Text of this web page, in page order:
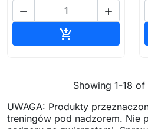
 

Showing 1-18 of
UWAGA: Produkty
treningów pod nadzorem. Nie